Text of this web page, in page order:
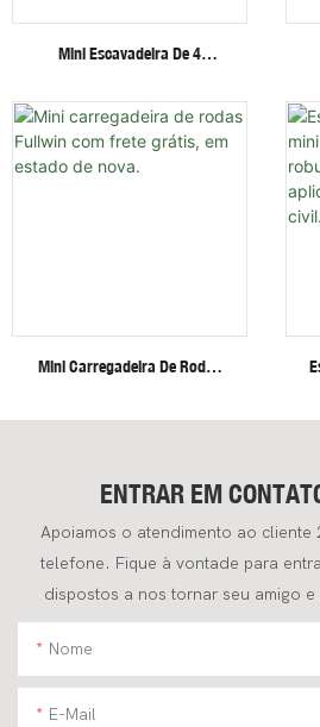
Mini Escavadeira De 4
Fechada, Braço Articulado,
Sistema Hidráulico Potente E
Confiável.
Mini Carregadeira De Rodas
Estado De Nova.
ENTRAR EM
Apoiamos o atendimento ao cliente
telefone. Fique à vontade para
dispostos a nos tornar seu amigo
Nome
E-Mail